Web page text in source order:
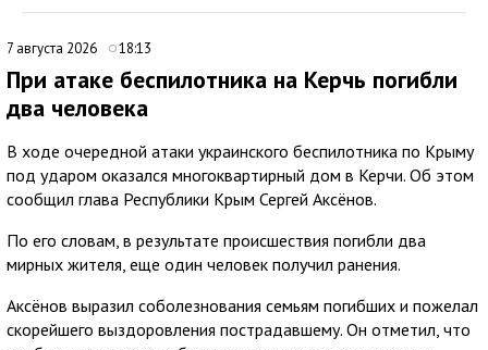
7 августа 2026 18:13
При атаке беспилотника на Керчь погибли
два человека
В ходе очередной атаки украинского беспилотника по Крыму
под ударом оказался многоквартирный дом в Керчи. Об этом
сообщил глава Республики Крым Сергей Аксёнов.
По его словам, в результате происшествия погибли два
мирных жителя, еще один человек получил ранения.
Аксёнов выразил соболезнования семьям погибших и пожелал
скорейшего выздоровления пострадавшему. Он отметил, что